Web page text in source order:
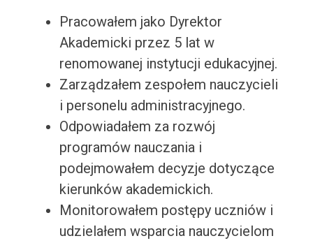
Pracowałem jako Dyrektor
Akademicki przez 5 lat w
renomowanej instytucji edukacyjnej.
Zarządzałem zespołem nauczycieli
i personelu administracyjnego.
Odpowiadałem za rozwój
programów nauczania i
podejmowałem decyzje dotyczące
kierunków akademickich.
Monitorowałem postępy uczniów i
udzielałem wsparcia nauczycielom